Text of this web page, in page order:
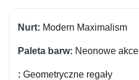
Modern Maximalism
Neonowe
Geometryczne regały